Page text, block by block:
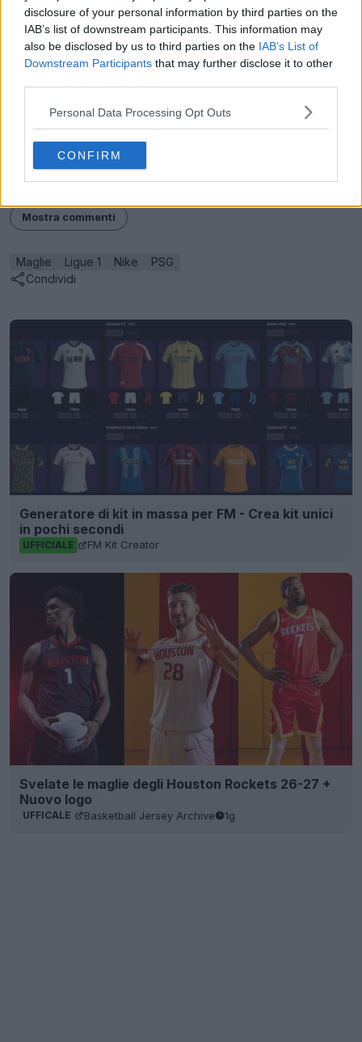
disclosure of your personal information by third parties on the
IAB’s list of downstream participants. This information may
also be disclosed by us to third parties on the IAB’s List of
Downstream Participants that may further disclose it to other
Personal Data Processing Opt Outs
CONFIRM
Guarda tutte le maglie del Paris Saint-Germain su
Football Kit Archive
Preferiresti che gli organi di governo allentassero le
regole sulla leggibilità delle maglie per consentire strisce
complete e continue sul retro delle maglie? Il
PSG
dovrebbe proporre questa versione alternativa, come
ha fatto in passato per le maglie degli Stati Uniti? Facci
sapere nei commenti.
Mostra commenti
Maglie Ligue 1 Nike
PSG
Condividi
Generatore di kit in massa per FM - Crea kit unici
in pochi secondi
UFFICIALE FM Kit Creator
Svelate le maglie degli Houston Rockets 26-27 +
Nuovo logo
UFFICALE Basketball Jersey Archive 1g